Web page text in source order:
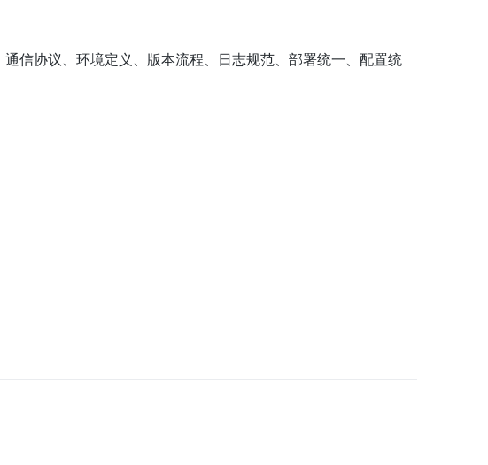
信协议、环境定义、版本流程、日志规范、部署统一、配置统